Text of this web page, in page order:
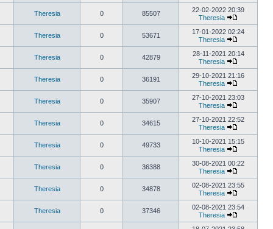
Theresia 0 85507
22-02-2022 20:39
Theresia
Theresia 0 53671
17-01-2022 02:24
Theresia
Theresia 0 42879
28-11-2021 20:14
Theresia
Theresia 0 36191
29-10-2021 21:16
Theresia
Theresia 0 35907
27-10-2021 23:03
Theresia
Theresia 0 34615
27-10-2021 22:52
Theresia
Theresia 0 49733
10-10-2021 15:15
Theresia
Theresia 0 36388
30-08-2021 00:22
Theresia
Theresia 0 34878
02-08-2021 23:55
Theresia
Theresia 0 37346
02-08-2021 23:54
Theresia